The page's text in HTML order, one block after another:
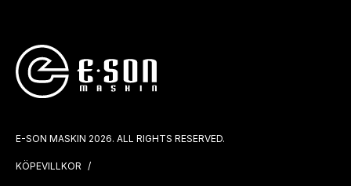
E-SON MASKIN 2026. ALL RIGHTS RESERVED.
KÖPEVILLKOR